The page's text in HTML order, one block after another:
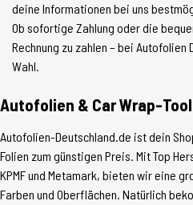
deine Informationen bei uns
Ob sofortige Zahlung oder die
Rechnung zu zahlen – bei Autofolien
Wahl.
Autofolien & Car Wrap-
Autofolien-Deutschland.de ist dein
Folien zum günstigen Preis. Mit Top
KPMF und Metamark, bieten wir eine
Farben und Oberflächen. Natürlich